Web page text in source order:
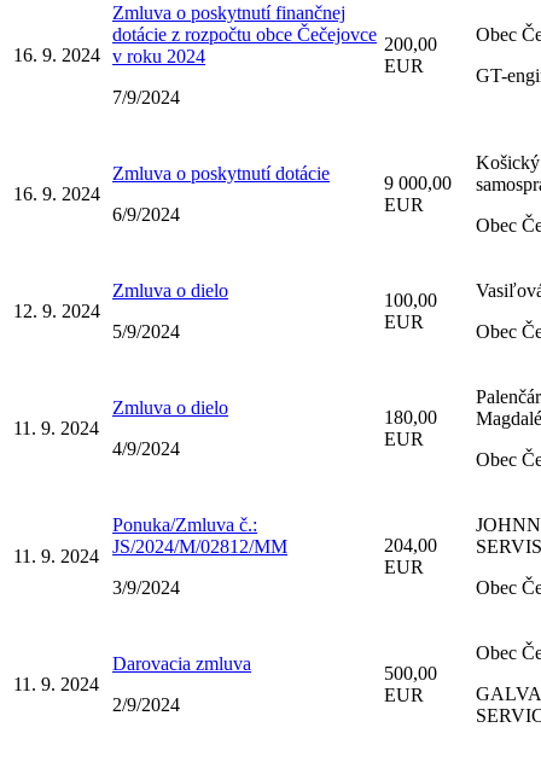
16. 9. 2024
Zmluva o poskytnutí finančnej
dotácie z rozpočtu obce Čečejovce
v roku 2024
7/9/2024
200,00
EUR
Obec
GT-
16. 9. 2024
Zmluva o poskytnutí dotácie
6/9/2024
9 000,00
EUR
Košický
Obec
12. 9. 2024
Zmluva o dielo
5/9/2024
100,00
EUR
Obec
11. 9. 2024
Zmluva o dielo
4/9/2024
180,00
EUR
Obec
11. 9. 2024
Ponuka/Zmluva č.:
JS/2024/M/02812/MM
3/9/2024
204,00
EUR
Obec
11. 9. 2024
Darovacia zmluva
2/9/2024
500,00
EUR
Obec